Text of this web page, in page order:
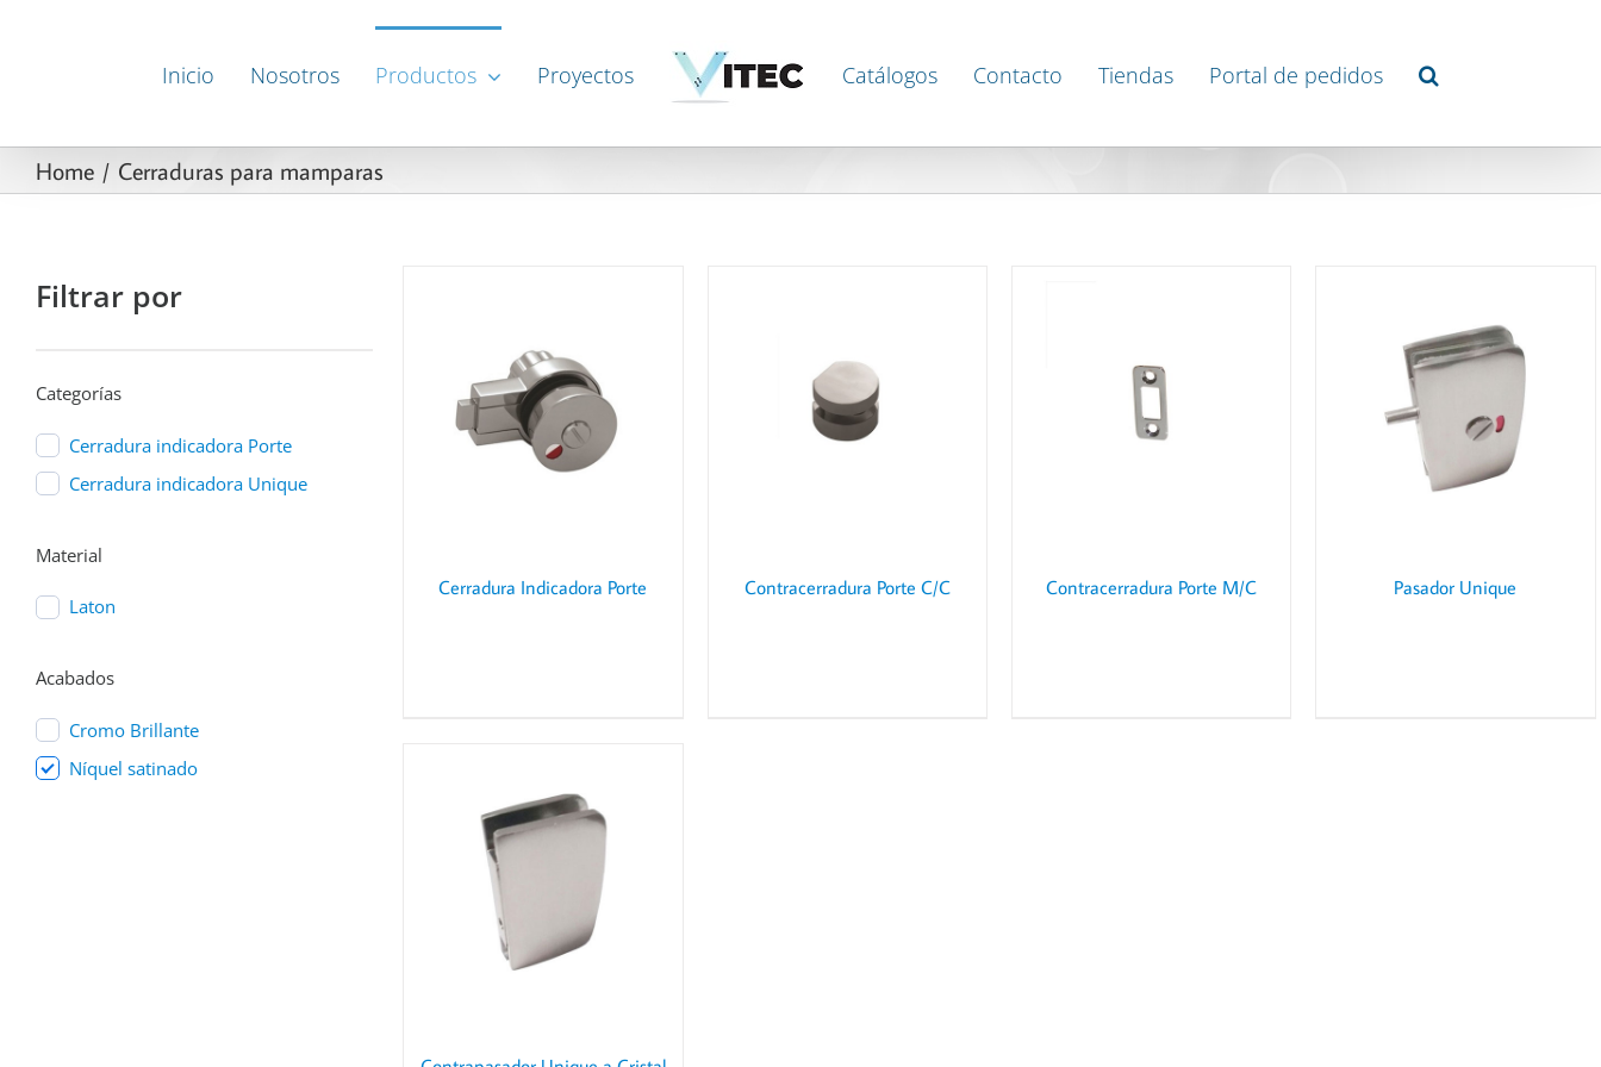
Inicio Nosotros Productos Proyectos Catálogos Contacto Tiendas Portal de pedidos
Home Cerraduras para mamparas
Filtrar por
Categorías
Cerradura indicadora Porte
Cerradura indicadora Unique
Material
Laton
Acabados
Cromo Brillante
Níquel satinado
Cerradura Indicadora Porte
DETAILS
Contracerradura Porte C/C
DETAILS
Contracerradura Porte M/C
DETAILS
Pasador Unique